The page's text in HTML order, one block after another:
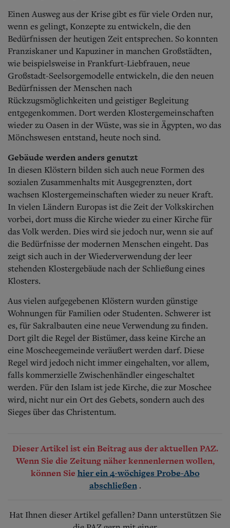
Einen Ausweg aus der Krise gibt es für viele Orden nur,
wenn es gelingt, Konzepte zu entwickeln, die den
Bedürfnissen der heutigen Zeit entsprechen. So konnten
Franziskaner und Kapuziner in manchen Großstädten,
wie beispielsweise in Frankfurt-Liebfrauen, neue
Großstadt-Seelsorgemodelle entwickeln, die den neuen
Bedürfnissen der Menschen nach
Rückzugsmöglichkeiten und geistiger Begleitung
entgegenkommen. Dort werden Klostergemeinschaften
wieder zu Oasen in der Wüste, was sie in Ägypten, wo das
Mönchswesen entstand, heute noch sind.
Gebäude werden anders genutzt
In diesen Klöstern bilden sich auch neue Formen des
sozialen Zusammenhalts mit Ausgegrenzten, dort
wachsen Klostergemeinschaften wieder zu neuer Kraft.
In vielen Ländern Europas ist die Zeit der Volkskirchen
vorbei, dort muss die Kirche wieder zu einer Kirche für
das Volk werden. Dies wird sie jedoch nur, wenn sie auf
die Bedürfnisse der modernen Menschen eingeht. Das
zeigt sich auch in der Wiederverwendung der leer
stehenden Klostergebäude nach der Schließung eines
Klosters.
Aus vielen aufgegebenen Klöstern wurden günstige
Wohnungen für Familien oder Studenten. Schwerer ist
es, für Sakralbauten eine neue Verwendung zu finden.
Dort gilt die Regel der Bistümer, dass keine Kirche an
eine Moscheegemeinde veräußert werden darf. Diese
Regel wird jedoch nicht immer eingehalten, vor allem,
falls kommerzielle Zwischenhändler eingeschaltet
werden. Für den Islam ist jede Kirche, die zur Moschee
wird, nicht nur ein Ort des Gebets, sondern auch des
Sieges über das Christentum.
Dieser Artikel ist ein Beitrag aus der aktuellen PAZ.
Wenn Sie die Zeitung näher kennenlernen wollen,
können Sie hier ein 4-wöchiges Probe-Abo
abschließen .
Hat Ihnen dieser Artikel gefallen? Dann unterstützen Sie